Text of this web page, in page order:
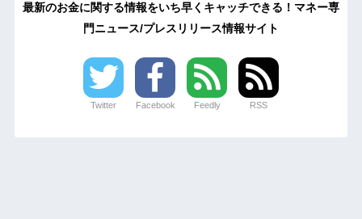
最新のお金に関する情報をいち早くキャッチできる！マネー専
門ニュース/プレスリリース情報サイト
Twitter Facebook Feedly RSS